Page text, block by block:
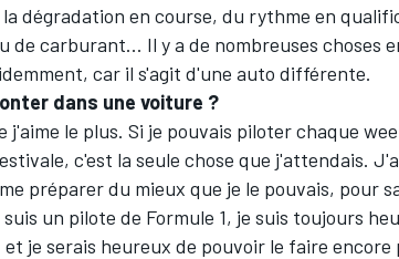
dégradation en course, du rythme en
de carburant... Il y a de nombreuses choses
car il s'agit d'une auto différente.
dans une voiture ?
j'aime le plus. Si je pouvais piloter chaque
c'est la seule chose que j'attendais.
préparer du mieux que je le pouvais, pour
un pilote de Formule 1, je suis toujours
et je serais heureux de pouvoir le faire encore